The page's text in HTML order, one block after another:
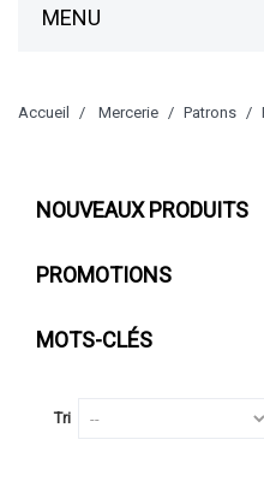
MENU
Accueil Mercerie Patrons
NOUVEAUX PRODUITS
PROMOTIONS
MOTS-CLÉS
Tri